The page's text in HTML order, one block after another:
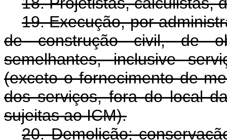
19. Execução, por
de construção civil, de
semelhantes, inclusive
(exceto o fornecimento de
dos serviços, fora do local
sujeitas ao ICM).
20. Demolição;